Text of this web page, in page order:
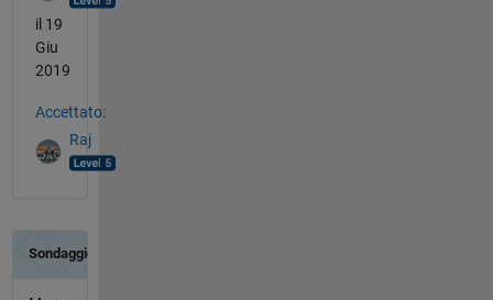
il 19
Giu
2019
Accettato:
Raj